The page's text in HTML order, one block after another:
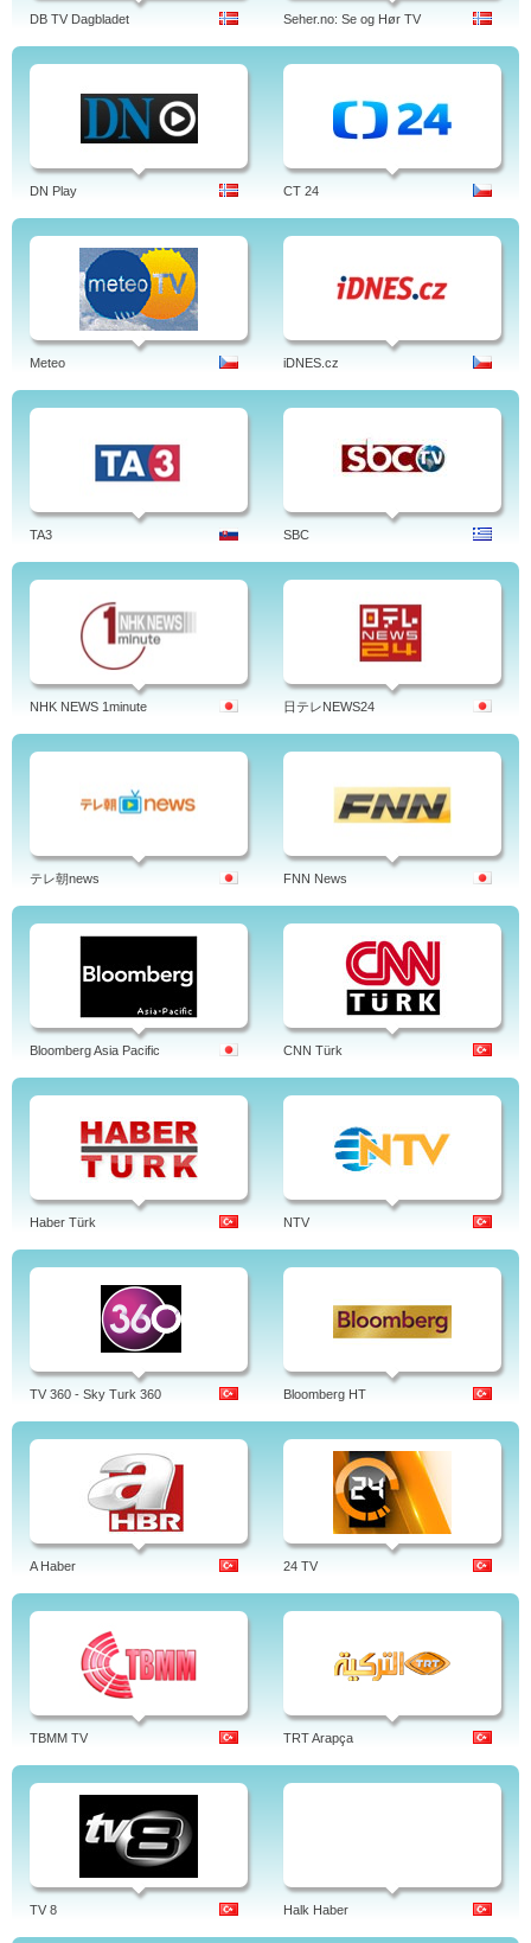
DB TV Dagbladet Seher.no: Se og Hør TV
DN Play CT 24
Meteo iDNES.cz
TA3 SBC
NHK NEWS 1minute 日テレNEWS24
テレ朝news FNN News
Bloomberg Asia Pacific CNN Türk
Haber Türk NTV
TV 360 - Sky Turk 360 Bloomberg HT
A Haber 24 TV
TBMM TV TRT Arapça
TV 8 Halk Haber